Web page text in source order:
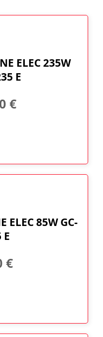
ELEC 235W
E
€
ELEC 85W GC-
E
€